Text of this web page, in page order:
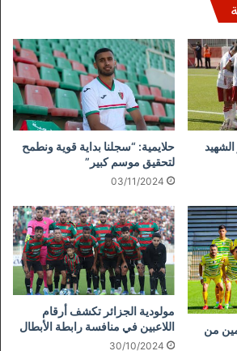
حلايمية: “سجلنا بداية قوية ونطمح
لتحقيق موسم كبير”
03/11/2024
من
مولودية الجزائر تكشف أرقام
اللاعبين في منافسة رابطة الأبطال
30/10/2024